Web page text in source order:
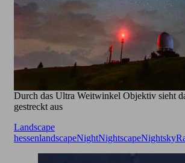
Durch das Ultra Weitwinkel Objektiv sieht
gestreckt aus
Landscape
hessenlandscapeNightNightscapeNightsky